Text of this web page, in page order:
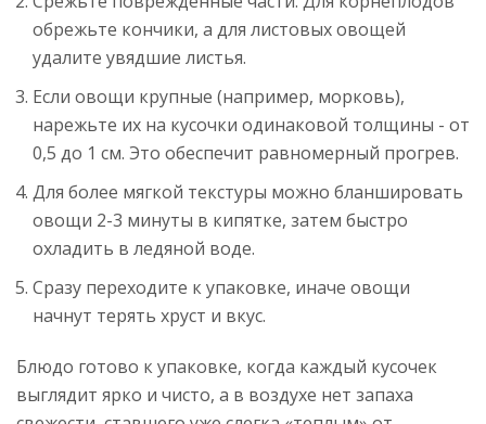
обрежьте кончики, а для листовых овощей
удалите увядшие листья.
Если овощи крупные (например, морковь),
нарежьте их на кусочки одинаковой толщины - от
0,5 до 1 см. Это обеспечит равномерный прогрев.
Для более мягкой текстуры можно бланшировать
овощи 2-3 минуты в кипятке, затем быстро
охладить в ледяной воде.
Сразу переходите к упаковке, иначе овощи
начнут терять хруст и вкус.
Блюдо готово к упаковке, когда каждый кусочек
выглядит ярко и чисто, а в воздухе нет запаха